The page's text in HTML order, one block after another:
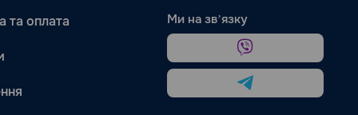
та оплата
Ми на звʼязку